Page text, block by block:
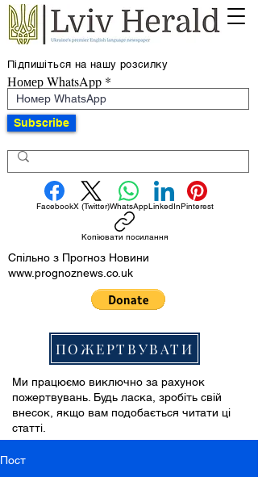
Підпишіться на нашу розсилку
Номер WhatsApp
Subscribe
FacebookX (Twitter)WhatsAppLinkedInPinterest
Копіювати посилання
Спільно з Прогноз Новини
www.prognoznews.co.uk
ПОЖЕРТВУВАТИ
Ми працюємо виключно за рахунок
пожертвувань. Будь ласка, зробіть свій
внесок, якщо вам подобається читати ці
статті.
Пост